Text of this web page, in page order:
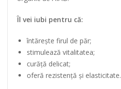
Îl vei iubi pentru că:
întărește firul de păr;
stimulează vitalitatea;
curăță delicat;
oferă rezistență și elasticitate.